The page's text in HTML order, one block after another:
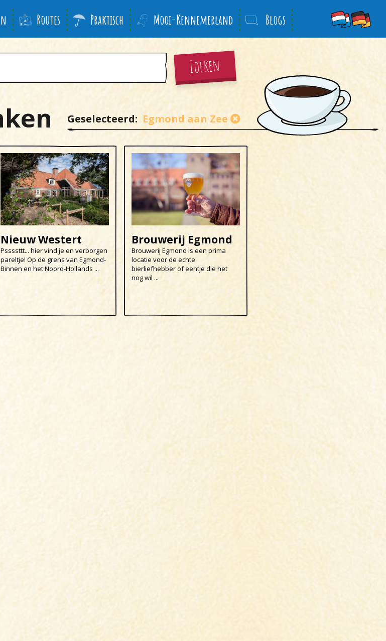
Routes Praktisch Mooi-Kennemerland Blogs
Zoeken
Geselecteerd: Egmond aan Zee
Nieuw Westert
Pssssttt... hier vind je en verborgen
pareltje! Op de grens van Egmond-
Binnen en het Noord-Hollands ...
Brouwerij Egmond
Brouwerij Egmond is een prima
locatie voor de echte
bierliefhebber of eentje die het
nog wil ...